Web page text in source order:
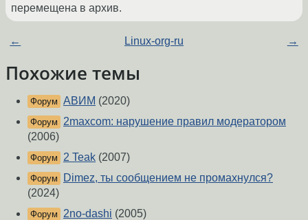
перемещена в архив.
← Linux-org-ru →
Похожие темы
Форум АВИМ (2020)
Форум
2maxcom: нарушение правил модератором
(2006)
Форум 2 Teak (2007)
Форум
Dimez, ты сообщением не промахнулся?
(2024)
Форум 2no-dashi (2005)